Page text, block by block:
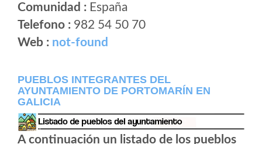
Comunidad : España
Telefono : 982 54 50 70
Web : not-found
PUEBLOS INTEGRANTES DEL
AYUNTAMIENTO DE PORTOMARÍN EN
GALICIA
A continuación un listado de los pueblos